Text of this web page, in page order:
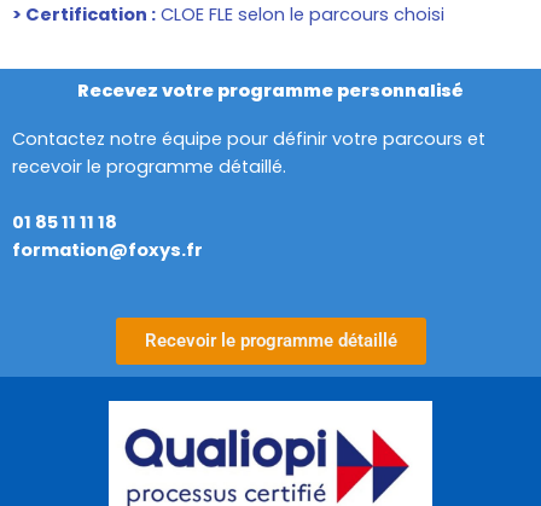
> Certification : CLOE FLE selon le parcours choisi
Recevez votre programme personnalisé
Contactez notre équipe pour définir votre parcours et
recevoir le programme détaillé.
01 85 11 11 18
formation@foxys.fr
Recevoir le programme détaillé